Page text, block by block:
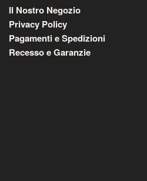
Il Nostro Negozio
Privacy Policy
Pagamenti e Spedizioni
Recesso e Garanzie